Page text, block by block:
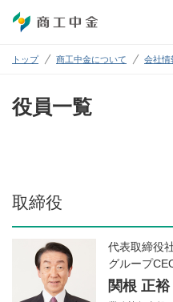
トップ 商工中金について 会社情
役員一覧
取締役
代表取締役
グループ
関根 正裕